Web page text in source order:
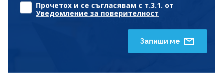
Прочетох и се съгласявам с т.3.1. от
Уведомление за поверителност
Запиши ме